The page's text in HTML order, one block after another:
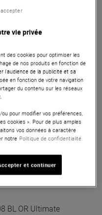
Orange
En Stock
BL OR Ultimate
Orange
BL OR Ultimate
vie privée
des cookies pour optimiser les
de nos produits en fonction de
l'audience de la publicité et sa
en fonction de votre navigation
du contenu sur les réseaux
pour modifier vos préférences,
cookies ». Pour de plus amples
vos données à caractère
notre Politique de confidentialité.
et continuer